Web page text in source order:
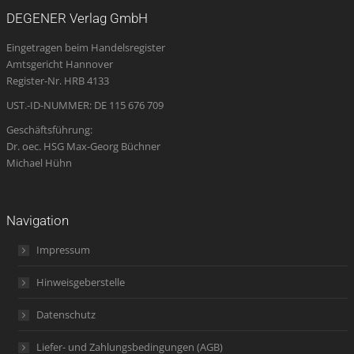
new
window
new
window
new
window
opens
in
new
new
DEGENER Verlag GmbH
Eingetragen beim Handelsregister
Amtsgericht Hannover
Register-Nr. HRB 4133
UST.-ID-NUMMER: DE 115 676 709
Geschäftsführung:
Dr. oec. HSG Max-Georg Büchner
Michael Hühn
Navigation
Impressum
Hinweisgeberstelle
Datenschutz
Liefer- und Zahlungsbedingungen (AGB)